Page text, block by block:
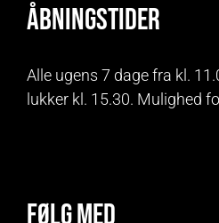
Åbningstider
Alle ugens 7 dage fra kl.
lukker kl. 15.30. Mulighed
Følg med